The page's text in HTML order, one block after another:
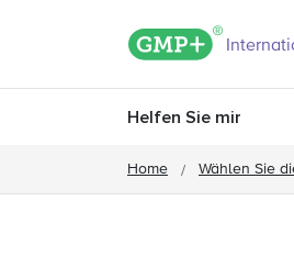
GMP+
Helfen Sie mir
Home Wählen Sie